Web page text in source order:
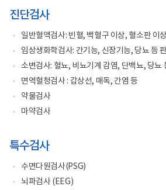
진단검사
일반혈액검사: 빈혈, 백혈구 이상, 혈소판 이
임상생화학검사: 간기능, 신장기능, 당뇨 등
소변검사: 혈뇨, 비뇨기계 감염, 단백뇨, 당뇨
면역혈청검사 : 갑상선, 매독, 간염 등
약물검사
마약검사
특수검사
수면다원검사(PSG)
뇌파검사 (EEG)